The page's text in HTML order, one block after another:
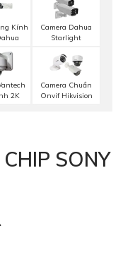
Kính
Camera Dahua
Starlight
2K
Camera Chuẩn
Onvif Hikvision
SONY